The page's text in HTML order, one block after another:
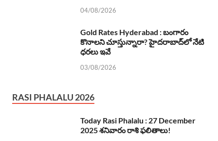
04/08/2026
Gold Rates Hyderabad : బంగారం
కొనాలని చూస్తున్నారా? హైదరాబాద్‌లో నేటి
ధరలు ఇవే
03/08/2026
RASI PHALALU 2026
Today Rasi Phalalu : 27 December
2025 శనివారం రాశి ఫలితాలు!